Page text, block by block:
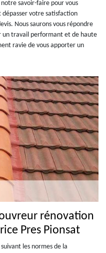
savoir-faire pour vous
votre satisfaction
Nous saurons vous répondre
un travail performant et de haute
ravie de vous apporter un
rénovation
Pres Pionsat
les normes de la